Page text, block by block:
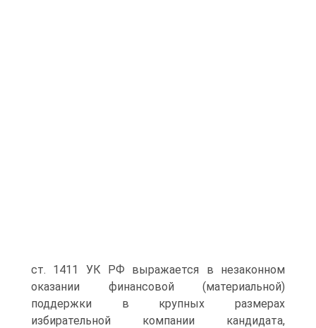
ст. 1411 УК РФ выражается в незаконном
оказании финансовой (материальной)
поддержки в крупных размерах
избирательной компании кандидата,